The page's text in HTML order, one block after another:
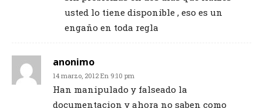
usted lo tiene disponible , eso es un
engaño en toda regla
anonimo
14 marzo, 2012 En 9:10 pm
Han manipulado y falseado la
documentacion y ahora no saben como